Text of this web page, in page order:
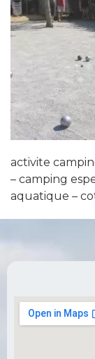
activite
– camping
aquatique –